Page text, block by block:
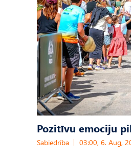
Pozitīvu emociju
Sabiedrība 03:00, 6. Aug,